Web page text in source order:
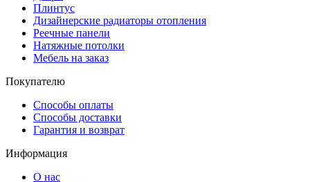
Плинтус
Дизайнерские радиаторы отопления
Реечные панели
Натяжные потолки
Мебель на заказ
Покупателю
Способы оплаты
Способы доставки
Гарантия и возврат
Информация
О нас